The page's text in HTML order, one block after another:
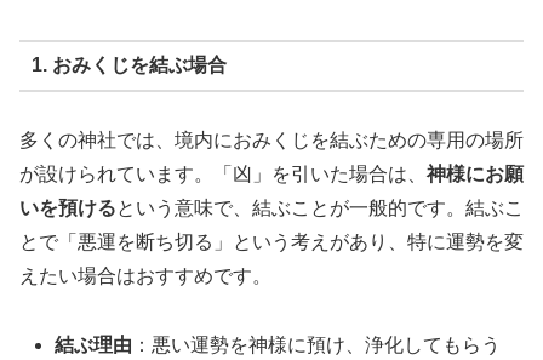
1. おみくじを結ぶ場合
多くの神社では、境内におみくじを結ぶための専用の場所
が設けられています。「凶」を引いた場合は、 神様にお願
いを預けるという意味で、結ぶことが一般的です。結ぶこ
とで「悪運を断ち切る」という考えがあり、特に運勢を変
えたい場合はおすすめです。
結ぶ理由 ：悪い運勢を神様に預け、浄化してもらう